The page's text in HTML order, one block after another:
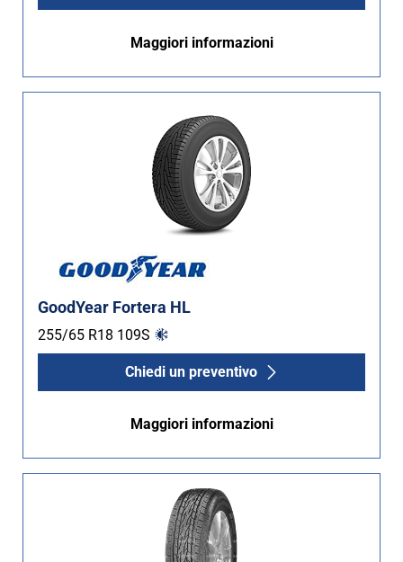
Maggiori informazioni
GoodYear Fortera HL
255/65 R18 109S
Chiedi un preventivo
Maggiori informazioni